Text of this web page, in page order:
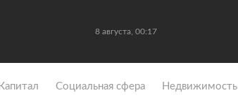
8 августа, 00:17
Капитал Социальная сфера Недвижимость